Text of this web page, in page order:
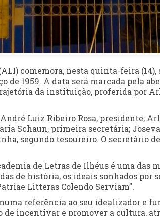
comemora, nesta quinta-feira (14),
de 1959. A data será marcada pela
da instituição, proferida por
Luiz Ribeiro Rosa, presidente;
Schaun, primeira secretária;
segundo tesoureiro. O secretário
de Letras de Ilhéus é uma
de história, os ideais sonhados por
Litteras Colendo Serviam”.
referência ao seu idealizador e
incentivar e promover a cultura,